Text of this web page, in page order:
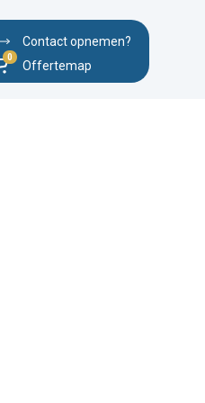
Contact opnemen?
Offertemap